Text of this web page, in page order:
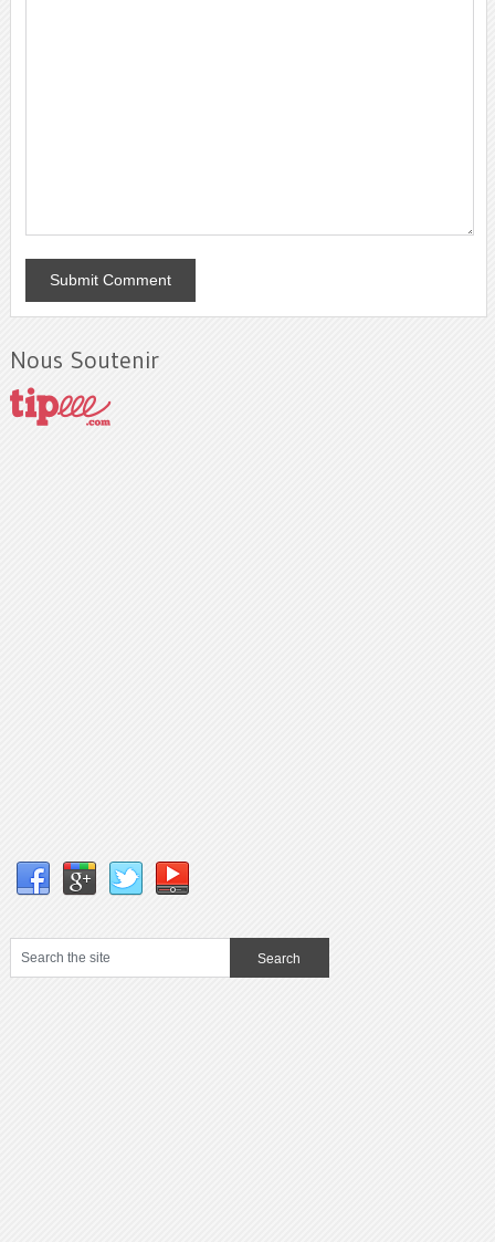
Nous Soutenir